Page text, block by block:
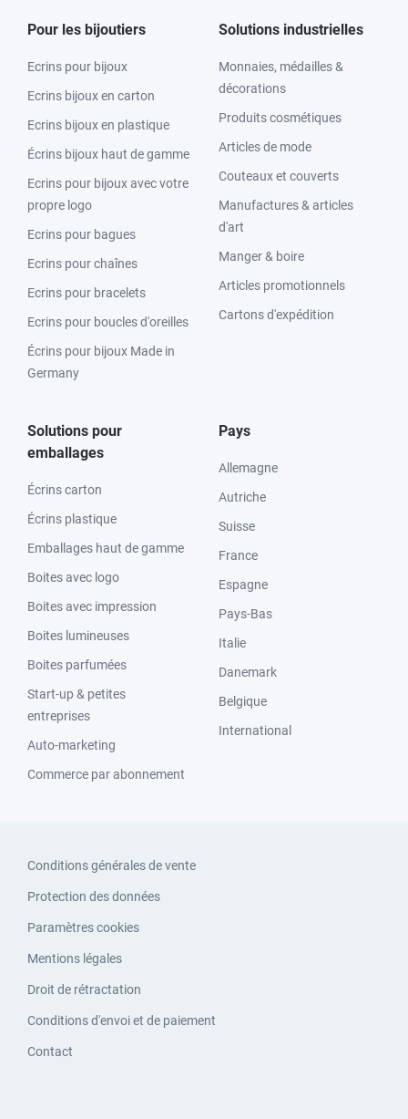
Pour les bijoutiers
Ecrins pour bijoux
Ecrins bijoux en carton
Ecrins bijoux en plastique
Écrins bijoux haut de gamme
Ecrins pour bijoux avec votre
propre logo
Ecrins pour bagues
Ecrins pour chaînes
Ecrins pour bracelets
Ecrins pour boucles d'oreilles
Écrins pour bijoux Made in
Germany
Solutions industrielles
Monnaies, médailles &
décorations
Produits cosmétiques
Articles de mode
Couteaux et couverts
Manufactures & articles
d'art
Manger & boire
Articles promotionnels
Cartons d'expédition
Solutions pour
emballages
Écrins carton
Écrins plastique
Emballages haut de gamme
Boites avec logo
Boites avec impression
Boites lumineuses
Boites parfumées
Start-up & petites
entreprises
Auto-marketing
Commerce par abonnement
Pays
Allemagne
Autriche
Suisse
France
Espagne
Pays-Bas
Italie
Danemark
Belgique
International
Conditions générales de vente
Protection des données
Paramètres cookies
Mentions légales
Droit de rétractation
Conditions d'envoi et de paiement
Contact